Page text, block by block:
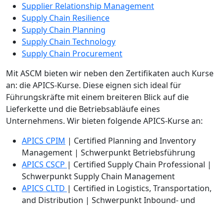
Supplier Relationship Management
Supply Chain Resilience
Supply Chain Planning
Supply Chain Technology
Supply Chain Procurement
Mit ASCM bieten wir neben den Zertifikaten auch Kurse
an: die APICS-Kurse. Diese eignen sich ideal für
Führungskräfte mit einem breiteren Blick auf die
Lieferkette und die Betriebsabläufe eines
Unternehmens. Wir bieten folgende APICS-Kurse an:
APICS CPIM | Certified Planning and Inventory
Management | Schwerpunkt Betriebsführung
APICS CSCP | Certified Supply Chain Professional |
Schwerpunkt Supply Chain Management
APICS CLTD | Certified in Logistics, Transportation,
and Distribution | Schwerpunkt Inbound- und